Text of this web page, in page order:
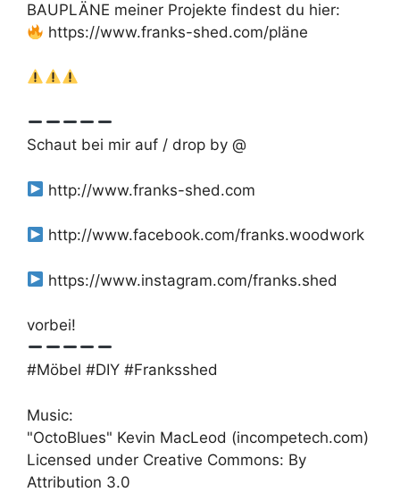
BAUPLÄNE meiner Projekte findest du hier:
https://www.franks-shed.com/pläne
Schaut bei mir auf / drop by @
http://www.franks-shed.com
http://www.facebook.com/franks.woodwork
https://www.instagram.com/franks.shed
vorbei!
#Möbel #DIY #Franksshed
Music:
"OctoBlues" Kevin MacLeod (incompetech.com)
Licensed under Creative Commons: By
Attribution 3.0